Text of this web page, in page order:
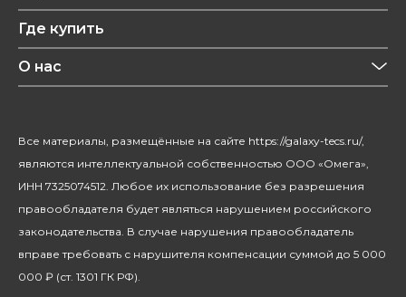
Уход за волосами
Красота и здоровье
Уход за домом
Посуда
Рецепты
Где купить
О нас
Благотворительность
Все материалы, размещённые на сайте https://galaxy-tecs.ru/,
являются интеллектуальной собственностью ООО «Омега»,
ИНН 7325074512. Любое их использование без разрешения
правообладателя будет являться нарушением российского
законодательства. В случае нарушения правообладатель
вправе требовать с нарушителя компенсации суммой до 5 000
000 ₽ (ст. 1301 ГК РФ).